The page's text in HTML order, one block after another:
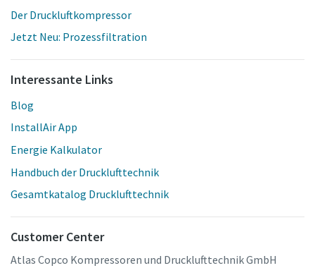
Der Druckluftkompressor
Jetzt Neu: Prozessfiltration
Interessante Links
Blog
InstallAir App
Energie Kalkulator
Handbuch der Drucklufttechnik
Gesamtkatalog Drucklufttechnik
Customer Center
Atlas Copco Kompressoren und Drucklufttechnik GmbH